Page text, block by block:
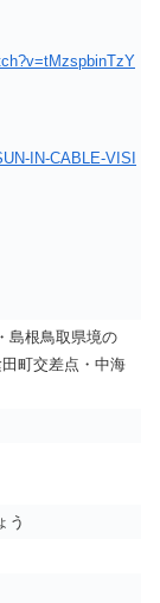
IN-CABLE-VISI
島根鳥取県境の
町交差点・中海
う